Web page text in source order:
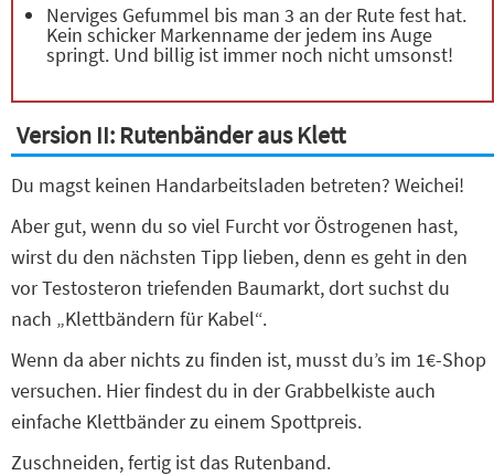
Nerviges Gefummel bis man 3 an der Rute fest hat.
Kein schicker Markenname der jedem ins Auge
springt. Und billig ist immer noch nicht umsonst!
Version II: Rutenbänder aus Klett
Du magst keinen Handarbeitsladen betreten? Weichei!
Aber gut, wenn du so viel Furcht vor Östrogenen hast,
wirst du den nächsten Tipp lieben, denn es geht in den
vor Testosteron triefenden Baumarkt, dort suchst du
nach „Klettbändern für Kabel“.
Wenn da aber nichts zu finden ist, musst du’s im 1€-Shop
versuchen. Hier findest du in der Grabbelkiste auch
einfache Klettbänder zu einem Spottpreis.
Zuschneiden, fertig ist das Rutenband.